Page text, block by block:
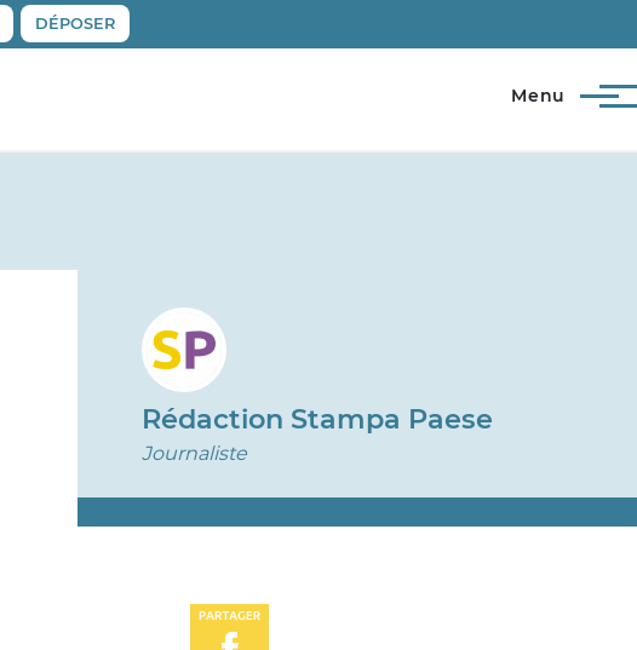
DÉPOSER
Menu
Rédaction Stampa Paese
Journaliste